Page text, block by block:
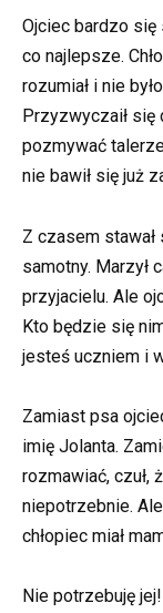
Ojciec bardzo się
co najlepsze.
rozumiał i nie
Przyzwyczaił się
pozmywać
nie bawił się już
Z czasem stawał
samotny. Marzył
przyjacielu. Ale
Kto będzie się
jesteś uczniem i
Zamiast psa
imię Jolanta.
rozmawiać, czuł,
niepotrzebnie.
chłopiec miał
Nie potrzebuję